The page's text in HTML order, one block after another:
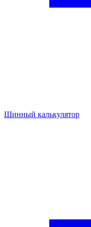
Шинный калькулятор